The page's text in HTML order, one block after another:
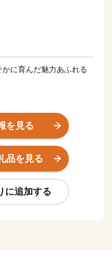
に育んだ魅力あふれる
者を活かした観光やまち
本一、二の高石垣で知ら
誰もが忍者気分を味わえ
タ」が開催され、秋には
に登録されたダンジリ行
われるなど、歴史と文化
を見る
品を見る
に追加する